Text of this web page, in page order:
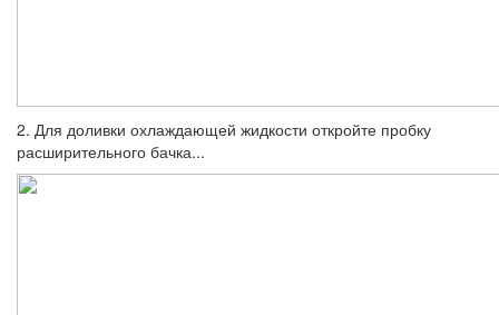
2. Для доливки охлаждающей жидкости откройте пробку
расширительного бачка...